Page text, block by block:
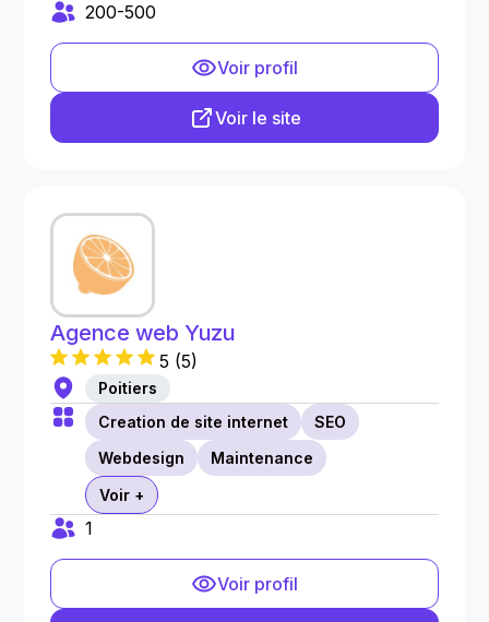
200-500
Voir profil
Voir le site
Agence web Yuzu
5 (5)
Poitiers
Creation de site internet
SEO
Webdesign
Maintenance
Voir +
1
Voir profil